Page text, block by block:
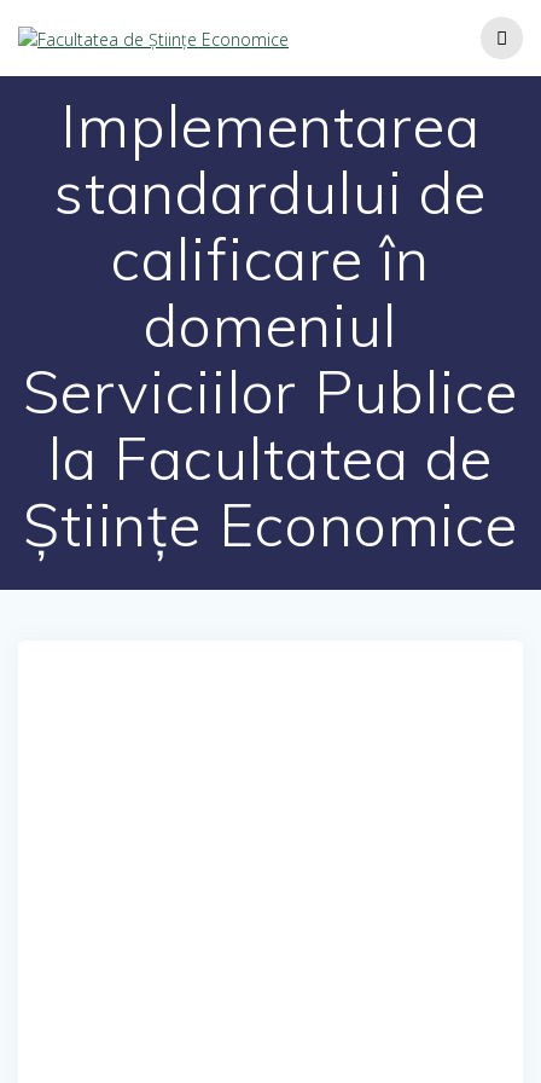
Implementarea
standardului de
calificare în
domeniul
Serviciilor Publice
la Facultatea de
Științe Economice